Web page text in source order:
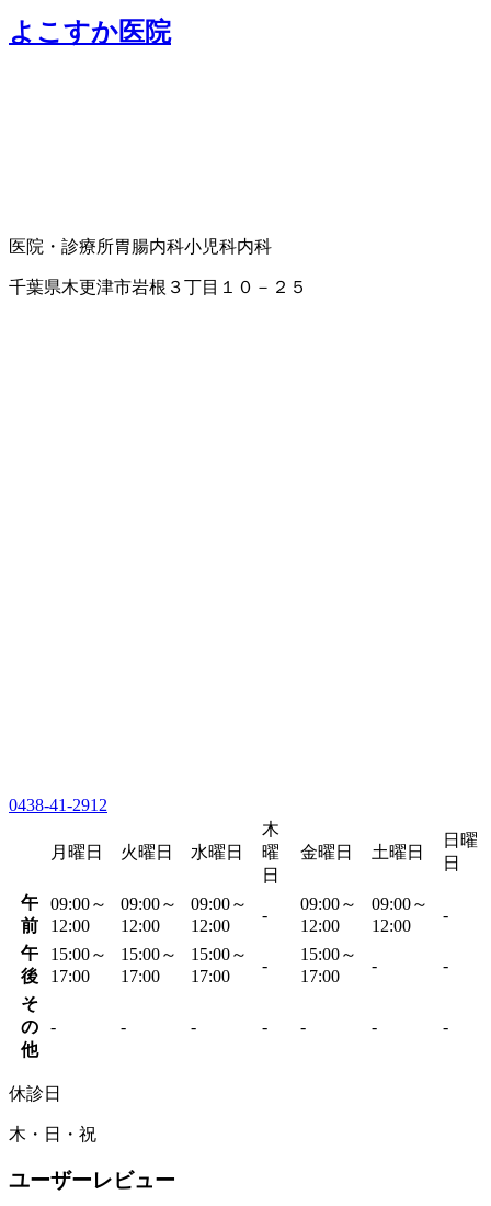
よこすか医院
医院・診療所胃腸内科小児科内科
千葉県木更津市岩根３丁目１０－２５
0438-41-2912
月曜日 火曜日 水曜日
木
曜
日
金曜日 土曜日
日曜
日
午
前
09:00～
12:00
09:00～
12:00
09:00～
12:00
-
09:00～
12:00
09:00～
12:00
-
午
後
15:00～
17:00
15:00～
17:00
15:00～
17:00
-
15:00～
17:00
- -
そ
の
他
- - - - - - -
休診日
木・日・祝
ユーザーレビュー